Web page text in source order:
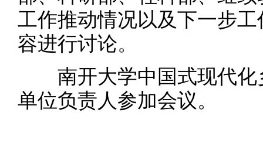
工作推动情况以及下一步
容进行讨论。
南开大学中国式现代化
单位负责人参加会议。